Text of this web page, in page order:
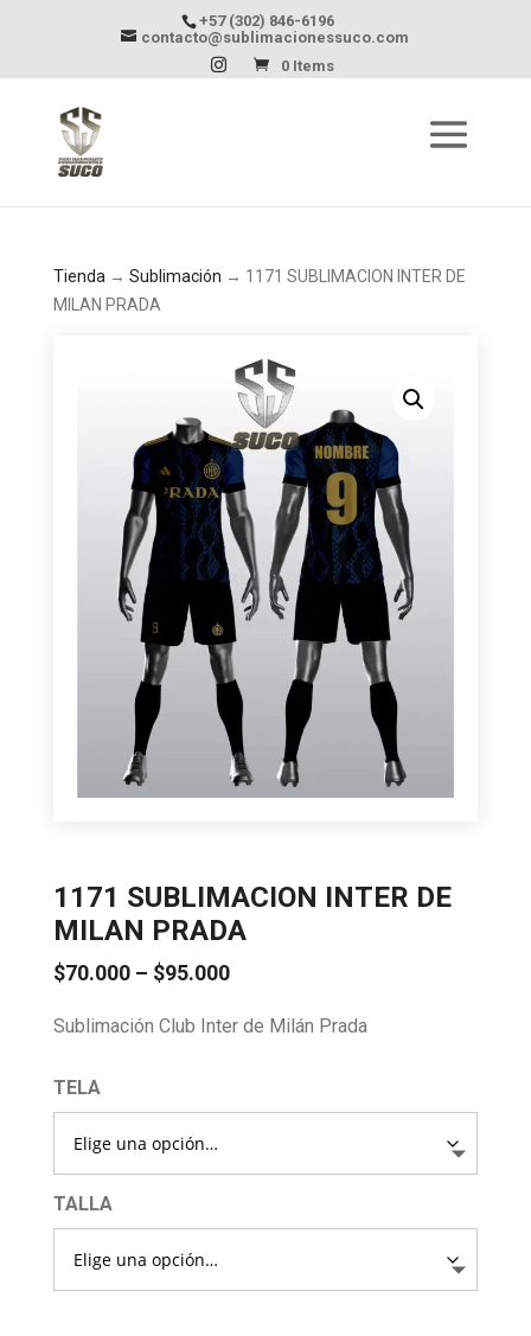
+57 (302) 846-6196
contacto@sublimacionessuco.com
0 Items
Tienda → Sublimación → 1171 SUBLIMACION INTER DE
MILAN PRADA
1171 SUBLIMACION INTER DE
MILAN PRADA
$70.000 – $95.000Price
$70.000
Sublimación Club Inter de Milán Prada
TELA
TALLA